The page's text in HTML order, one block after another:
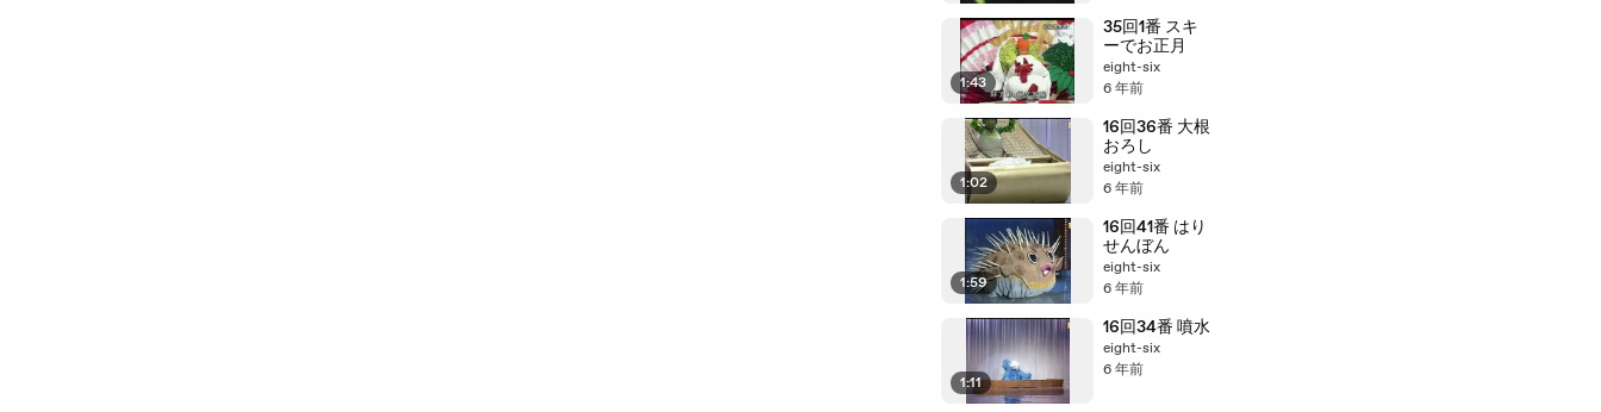
1:43
35回1番 スキ
ーでお正月
eight-six
6 年前
1:02
16回36番 大根
おろし
eight-six
6 年前
1:59
16回41番 はり
せんぼん
eight-six
6 年前
1:11
16回34番 噴水
eight-six
6 年前